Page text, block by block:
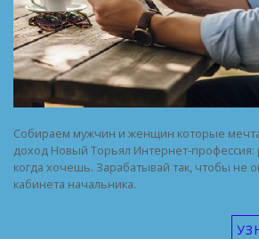
Собираем мужчин и женщин которые
доход Новый Торьял Интернет-профессия:
когда хочешь. Зарабатывай так, чтобы не
кабинета начальника.